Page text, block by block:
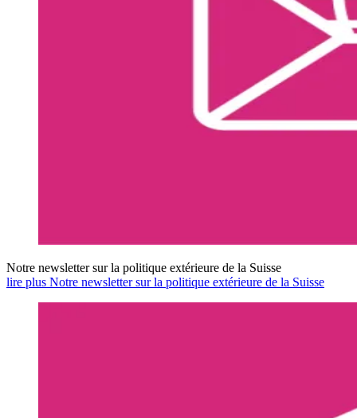
Notre newsletter sur la politique extérieure de la Suisse
lire plus Notre newsletter sur la politique extérieure de la Suisse